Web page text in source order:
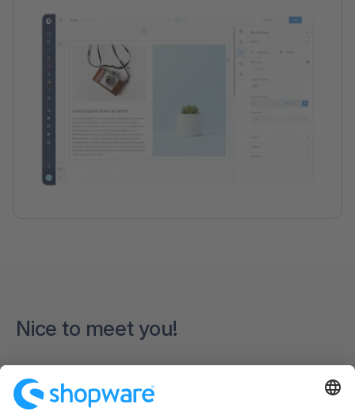
Nice to meet you!